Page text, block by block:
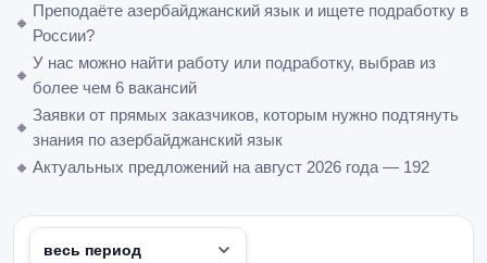
🔸
Преподаёте азербайджанский язык и ищете подработку в
России?
🔸
У нас можно найти работу или подработку, выбрав из
более чем 6 вакансий
🔸
Заявки от прямых заказчиков, которым нужно подтянуть
знания по азербайджанский язык
🔸 Актуальных предложений на август 2026 года — 192